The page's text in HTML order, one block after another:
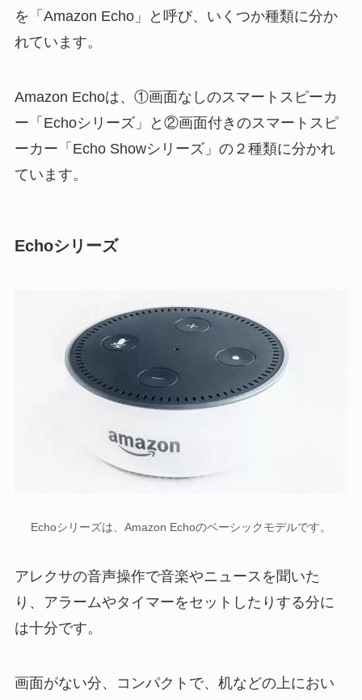
を「Amazon Echo」と呼び、いくつか種類に分か
れています。
Amazon Echoは、①画面なしのスマートスピーカ
ー「Echoシリーズ」と②画面付きのスマートスピ
ーカー「Echo Showシリーズ」の２種類に分かれ
ています。
Echoシリーズ
Echoシリーズは、Amazon Echoのベーシックモデルです。
アレクサの音声操作で音楽やニュースを聞いた
り、アラームやタイマーをセットしたりする分に
は十分です。
画面がない分、コンパクトで、机などの上におい